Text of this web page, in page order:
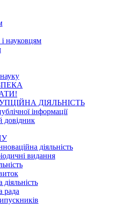
науковцям
ДІЯЛЬНІСТЬ
інформації
довідник
діяльність
видання
рада